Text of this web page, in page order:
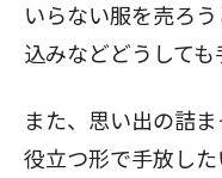
いらない服を売ろ
込みなどどうしても
また、思い出の詰
役立つ形で手放し